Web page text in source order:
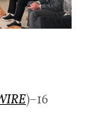
)–16